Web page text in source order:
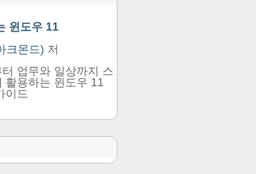
윈도우 11
크몬드) 저
업무와 일상까지 스
활용하는 윈도우 11
이드